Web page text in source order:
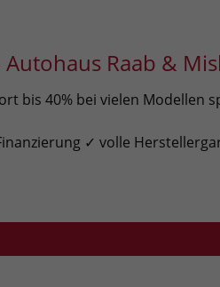
Raab &
bis 40% bei vielen Modellen
✓ volle